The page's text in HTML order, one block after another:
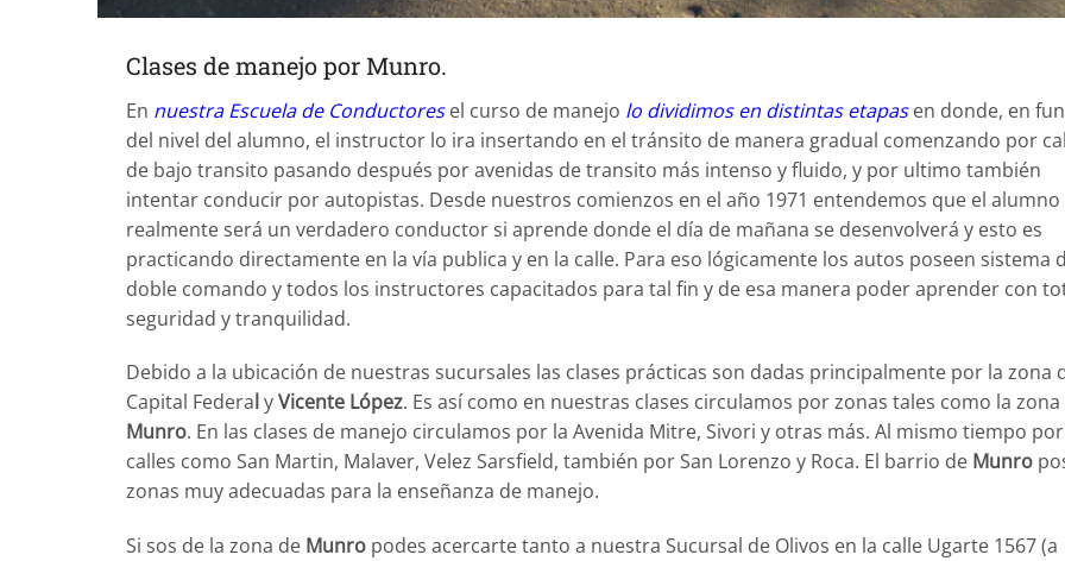
Clases de manejo por Munro.
En nuestra Escuela de Conductoresel curso de manejo lo dividimos en distintas etapasen donde, en
del nivel del alumno, el instructor lo ira insertando en el tránsito de manera gradual comenzando por
de bajo transito pasando después por avenidas de transito más intenso y fluido, y por ultimo también
intentar conducir por autopistas. Desde nuestros comienzos en el año 1971 entendemos que el alumno
realmente será un verdadero conductor si aprende donde el día de mañana se desenvolverá y esto es
practicando directamente en la vía publica y en la calle. Para eso lógicamente los autos poseen sistema
doble comando y todos los instructores capacitados para tal fin y de esa manera poder aprender con
seguridad y tranquilidad.
Debido a la ubicación de nuestras sucursales las clases prácticas son dadas principalmente por la zona
Capital Federal yVicente López. Es así como en nuestras clases circulamos por zonas tales como la zona
Munro. En las clases de manejo circulamos por la Avenida Mitre, Sivori y otras más. Al mismo tiempo por
calles como San Martin, Malaver, Velez Sarsfield, también por San Lorenzo y Roca. El barrio de Munro
zonas muy adecuadas para la enseñanza de manejo.
Si sos de la zona de Munro podes acercarte tanto a nuestra Sucursal de Olivos en la calle Ugarte 1567 (a